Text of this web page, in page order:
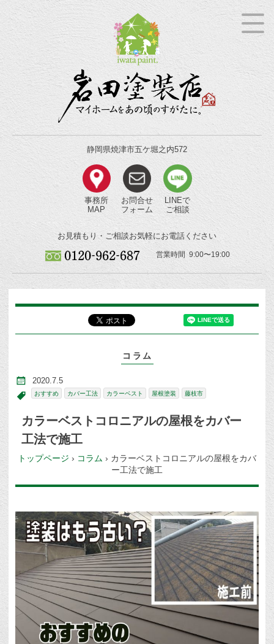
静岡県焼津市五ケ堀之内572
事務所
MAP
お問合せ
フォーム
LINEで
ご相談
お見積もり・ご相談お気軽にお電話ください
営業時間 9:00〜19:00
コラム
2020.7.5
おすすめ カバー工法 カラーベスト 屋根塗装 藤枝市
カラーベストコロニアルの屋根をカバー
工法で施工
トップページ › コラム › カラーベストコロニアルの屋根をカバ
ー工法で施工